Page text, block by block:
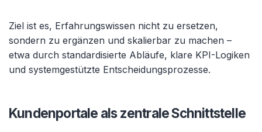
Ziel ist es, Erfahrungswissen nicht zu ersetzen,
sondern zu ergänzen und skalierbar zu machen –
etwa durch standardisierte Abläufe, klare KPI-Logiken
und systemgestützte Entscheidungsprozesse.
Kundenportale als zentrale Schnittstelle